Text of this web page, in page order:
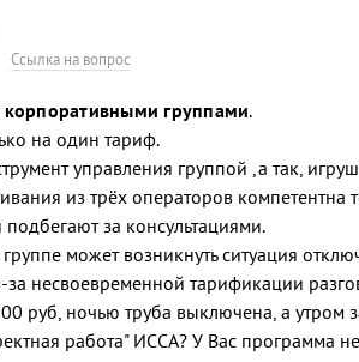
Ссылка на вопрос
корпоративными группами.
на один тариф.
управления группой ,а так,
из трёх операторов
за консультациями.
может возникнуть ситуация
за несвоевременной тарификации
руб, ночью труба выключена, а утром
работа" ИССА? У Вас программа